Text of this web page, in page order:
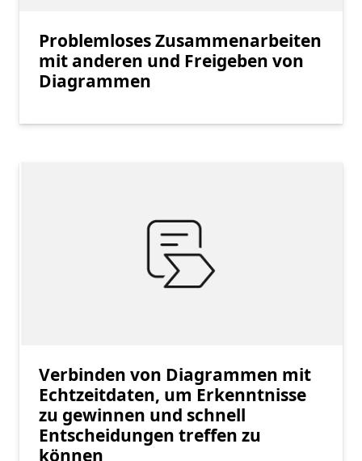
Problemloses Zusammenarbeiten
mit anderen und Freigeben von
Diagrammen
Verbinden von Diagrammen mit
Echtzeitdaten, um Erkenntnisse
zu gewinnen und schnell
Entscheidungen treffen zu
können